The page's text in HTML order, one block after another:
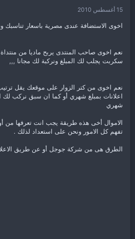
15 أغسطس 2010
اخوى الاستضافة عندى مصرية باسعار تناسبك
نعم اخوى صاحب المنتدى يربح ماديا من
سكربت يجلب لك المبلغ ونركبة لك مجانا ,,,
نعم اخوى من كتر الزوار على موقعك يقل
اعلانات بمبلغ شهري أو كما ان سبق نركب
شهري
الاموال أخى هذه طريقة يجب انت تعرفها من
تفهم كل الامور ونحن على استعداد لذلك .
الطرق هى من شركة جوجل أو عن طريق